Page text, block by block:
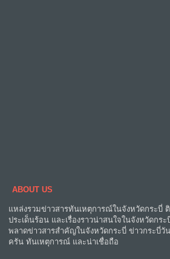
ABOUT US
แหล่งรวมข่าวสารทันเหตุการณ์ในจังหวัดกระบี่
ประเด็นร้อน และเรื่องราวน่าสนใจในจังหวัดกร
พลาดข่าวสารสำคัญในจังหวัดกระบี่ ข่าวกระบี่วั
ครัน ทันเหตุการณ์ และน่าเชื่อถือ